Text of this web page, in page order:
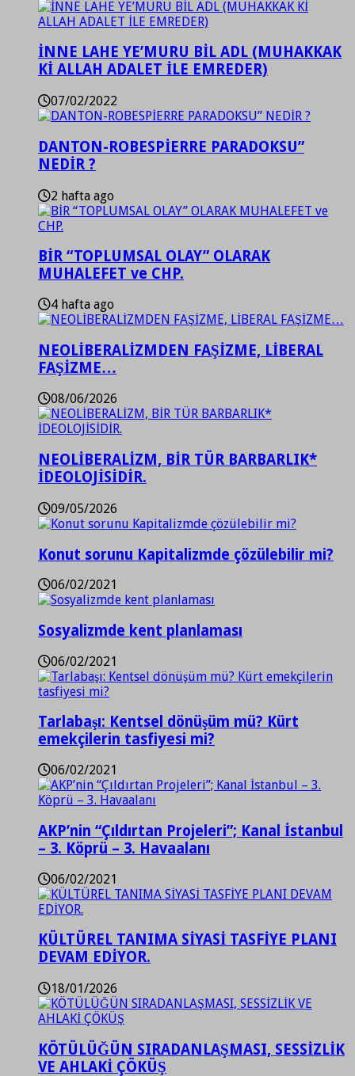
İNNE LAHE YE’MURU BİL ADL (MUHAKKAK
Kİ ALLAH ADALET İLE EMREDER)
07/02/2022
DANTON-ROBESPİERRE PARADOKSU”
NEDİR ?
2 hafta ago
BİR “TOPLUMSAL OLAY” OLARAK
MUHALEFET ve CHP.
4 hafta ago
NEOLİBERALİZMDEN FAŞİZME, LİBERAL
FAŞİZME…
08/06/2026
NEOLİBERALİZM, BİR TÜR BARBARLIK*
İDEOLOJİSİDİR.
09/05/2026
Konut sorunu Kapitalizmde çözülebilir mi?
06/02/2021
Sosyalizmde kent planlaması
06/02/2021
Tarlabaşı: Kentsel dönüşüm mü? Kürt
emekçilerin tasfiyesi mi?
06/02/2021
AKP’nin “Çıldırtan Projeleri”; Kanal İstanbul
– 3. Köprü – 3. Havaalanı
06/02/2021
KÜLTÜREL TANIMA SİYASİ TASFİYE PLANI
DEVAM EDİYOR.
18/01/2026
KÖTÜLÜĞÜN SIRADANLAŞMASI, SESSİZLİK
VE AHLAKİ ÇÖKÜŞ